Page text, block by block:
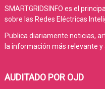
SMARTGRIDSINFO es el
sobre las Redes Eléctricas
Publica diariamente noticias,
la información más relevante
AUDITADO POR OJD